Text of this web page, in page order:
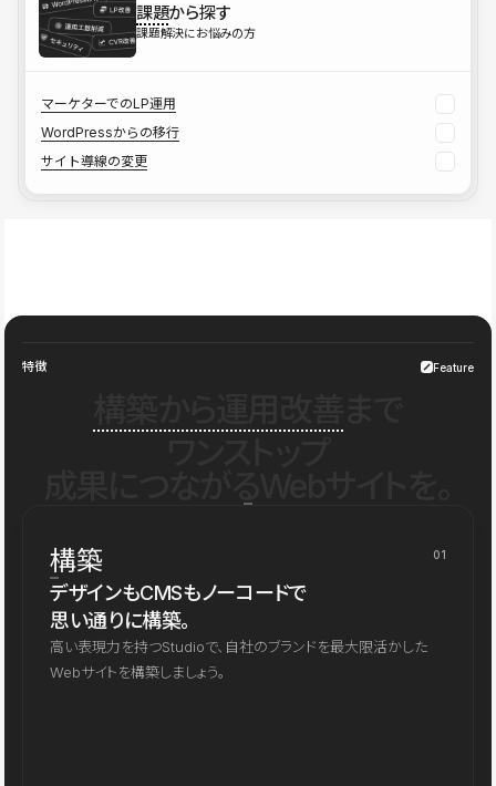
課題から探す
課題解決にお悩みの方
マーケターでのLP運用
WordPressからの移行
サイト導線の変更
特徴 Feature
構築 01
デザインもCMSもノーコードで
思い通りに構築。
高い表現力を持つStudioで、自社のブランドを最大限活かした
Webサイトを構築しましょう。